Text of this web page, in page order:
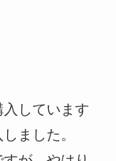
しています
ました。